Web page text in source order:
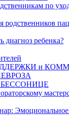
по
родственников
диагноз ребенка?
и
БЕССОНИЦЕ